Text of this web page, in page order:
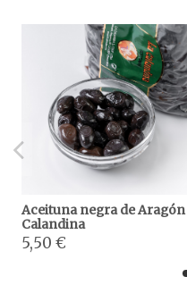
Aceituna negra de Aragón
Calandina
5,50 €